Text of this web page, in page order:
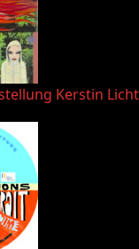
Kerstin